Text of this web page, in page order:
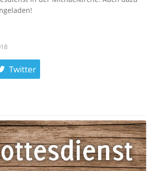
Twitter